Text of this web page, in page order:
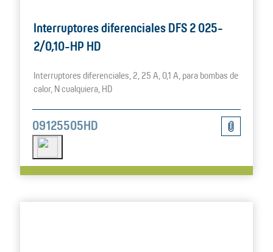
Interruptores diferenciales DFS 2 025-
2/0,10-HP HD
Interruptores diferenciales, 2, 25 A, 0,1 A, para bombas de
calor, N cualquiera, HD
09125505HD